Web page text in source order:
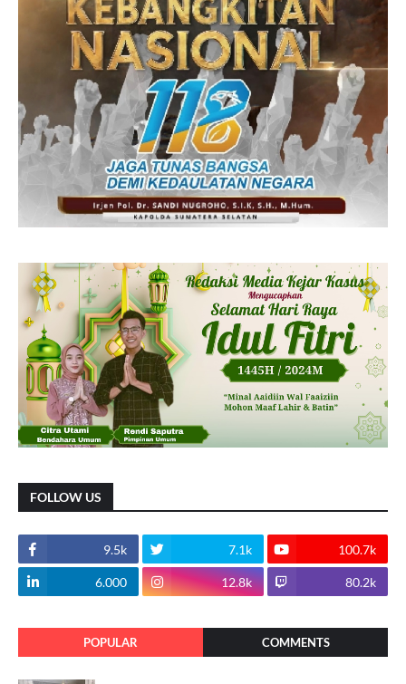
FOLLOW US
9.5k 7.1k 100.7k
6.000 12.8k 80.2k
POPULAR COMMENTS